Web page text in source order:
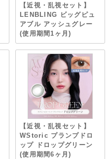
【近視・乱視セット】
LENBLING ビッグピュ
アブル アッシュグレー
(使用期間1ヶ月)
【近視・乱視セット】
WStoric プランプドロ
ップ ドロップグリーン
(使用期間6ヶ月)